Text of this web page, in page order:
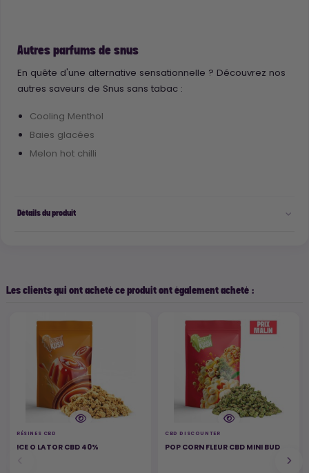
Autres parfums de snus
En quête d'une alternative sensationnelle ? Découvrez nos
autres saveurs de Snus sans tabac :
Cooling Menthol
Baies glacées
Melon hot chilli
Détails du produit
Les clients qui ont acheté ce produit ont également acheté :
RÉSINES CBD
ICE O LATOR CBD 40%
CBD DISCOUNTER
POP CORN FLEUR CBD MINI BUD